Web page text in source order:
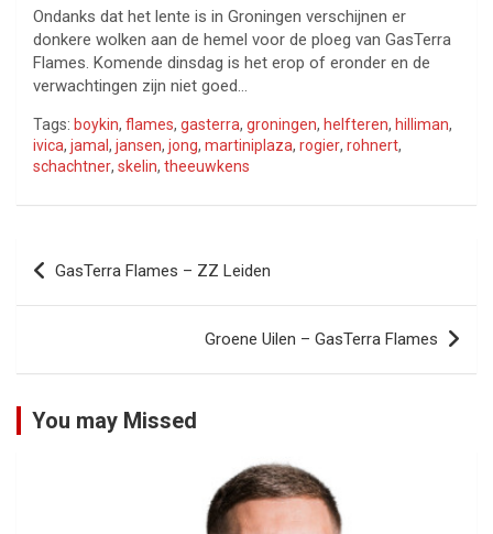
Ondanks dat het lente is in Groningen verschijnen er
donkere wolken aan de hemel voor de ploeg van GasTerra
Flames. Komende dinsdag is het erop of eronder en de
verwachtingen zijn niet goed…
Tags: boykin, flames, gasterra, groningen, helfteren, hilliman,
ivica, jamal, jansen, jong, martiniplaza, rogier, rohnert,
schachtner, skelin, theeuwkens
Bericht
navigatie
GasTerra Flames – ZZ Leiden
Groene Uilen – GasTerra Flames
You may Missed